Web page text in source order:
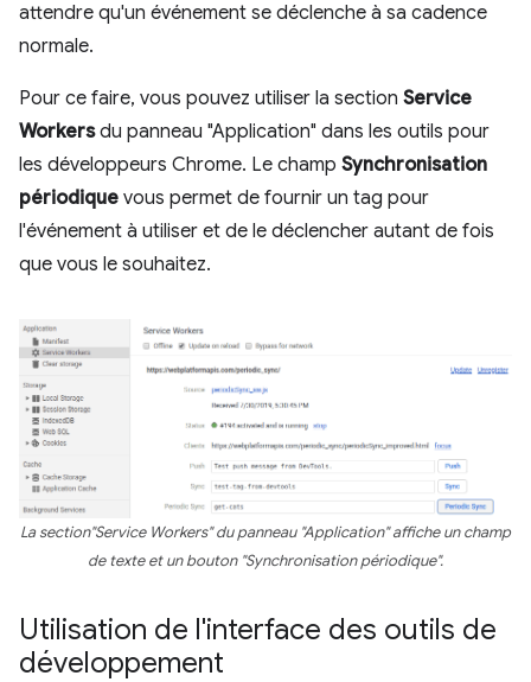
attendre qu'un événement se déclenche à sa cadence
normale.
Pour ce faire, vous pouvez utiliser la section Service
Workersdu panneau "Application" dans les outils pour
les développeurs Chrome. Le champ Synchronisation
périodique vous permet de fournir un tag pour
l'événement à utiliser et de le déclencher autant de fois
que vous le souhaitez.
La section"Service Workers" du panneau "Application" affiche un champ
de texte et un bouton "Synchronisation périodique".
Utilisation de l'interface des outils de
développement